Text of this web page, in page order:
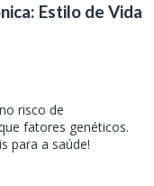
Estilo de Vida
risco de
fatores genéticos.
para a saúde!